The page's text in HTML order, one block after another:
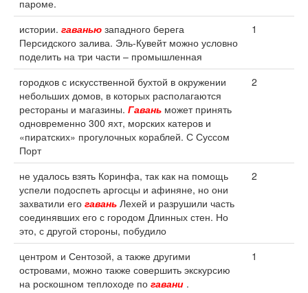
пароме.
истории. гаванью западного берега
Персидского залива. Эль-Кувейт можно условно
поделить на три части – промышленная
1
городков с искусственной бухтой в окружении
небольших домов, в которых располагаются
рестораны и магазины. Гавань может принять
одновременно 300 яхт, морских катеров и
«пиратских» прогулочных кораблей. С Суссом
Порт
2
не удалось взять Коринфа, так как на помощь
успели подоспеть аргосцы и афиняне, но они
захватили его гавань Лехей и разрушили часть
соединявших его с городом Длинных стен. Но
это, с другой стороны, побудило
2
центром и Сентозой, а также другими
островами, можно также совершить экскурсию
на роскошном теплоходе по гавани .
1